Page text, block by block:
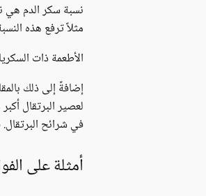
نسبة سكر الدم هي
مثلاً ترفع هذه
الأطعمة ذات
لعصير البرتقال
في شرائح
أمثلة على